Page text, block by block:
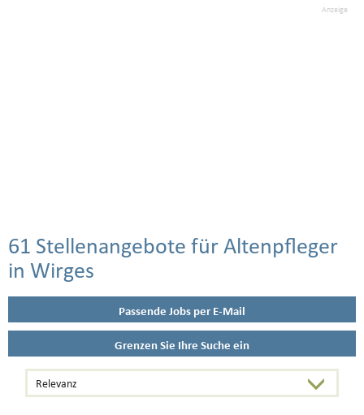
Anzeige
61 Stellenangebote für Altenpfleger
in Wirges
Passende Jobs per E-Mail
Grenzen Sie Ihre Suche ein